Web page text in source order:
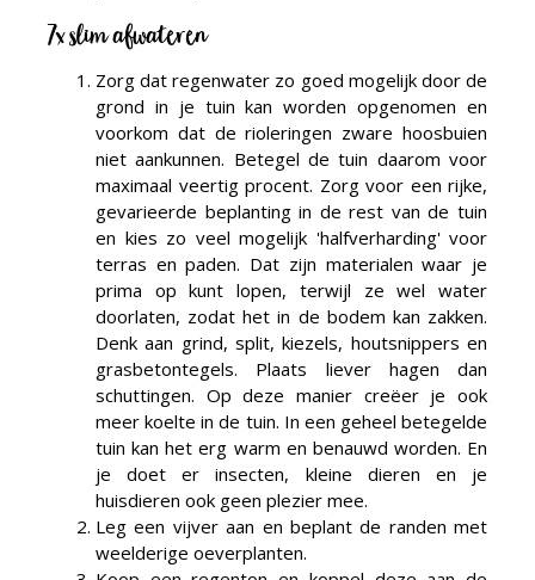
7x slim afwateren
Zorg dat regenwater zo goed mogelijk door de
grond in je tuin kan worden opgenomen en
voorkom dat de rioleringen zware hoosbuien
niet aankunnen. Betegel de tuin daarom voor
maximaal veertig procent. Zorg voor een rijke,
gevarieerde beplanting in de rest van de tuin
en kies zo veel mogelijk 'halfverharding' voor
terras en paden. Dat zijn materialen waar je
prima op kunt lopen, terwijl ze wel water
doorlaten, zodat het in de bodem kan zakken.
Denk aan grind, split, kiezels, houtsnippers en
grasbetontegels. Plaats liever hagen dan
schuttingen. Op deze manier creëer je ook
meer koelte in de tuin. In een geheel betegelde
tuin kan het erg warm en benauwd worden. En
je doet er insecten, kleine dieren en je
huisdieren ook geen plezier mee.
Leg een vijver aan en beplant de randen met
weelderige oeverplanten.